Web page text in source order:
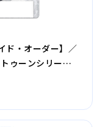
ド・オーダー】／
ゥーンシリー